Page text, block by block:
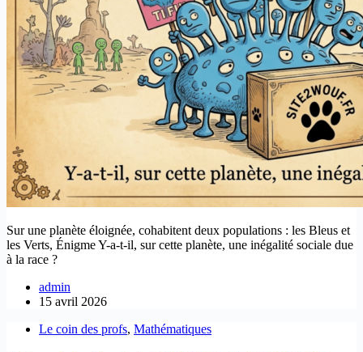
Sur une planète éloignée, cohabitent deux populations : les Bleus et
les Verts, Énigme Y-a-t-il, sur cette planète, une inégalité sociale due
à la race ?
admin
15 avril 2026
Le coin des profs, Mathématiques